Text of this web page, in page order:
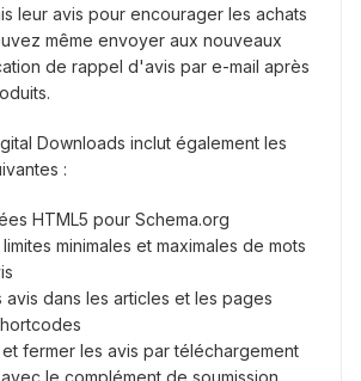
leur avis pour encourager les achats
même envoyer aux nouveaux
de rappel d'avis par e-mail après
Downloads inclut également les
:
HTML5 pour Schema.org
minimales et maximales de mots
avis dans les articles et les pages
fermer les avis par téléchargement
le complément de soumission